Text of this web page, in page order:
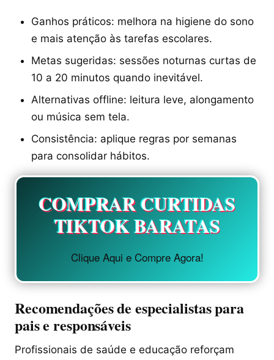
Ganhos práticos: melhora na higiene do sono
e mais atenção às tarefas escolares.
Metas sugeridas: sessões noturnas curtas de
10 a 20 minutos quando inevitável.
Alternativas offline: leitura leve, alongamento
ou música sem tela.
Consistência: aplique regras por semanas
para consolidar hábitos.
COMPRAR CURTIDAS
TIKTOK BARATAS
Clique Aqui e Compre Agora!
Recomendações de especialistas para
pais e responsáveis
Profissionais de saúde e educação reforçam